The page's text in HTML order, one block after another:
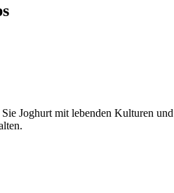
Joghurt mit lebenden Kulturen